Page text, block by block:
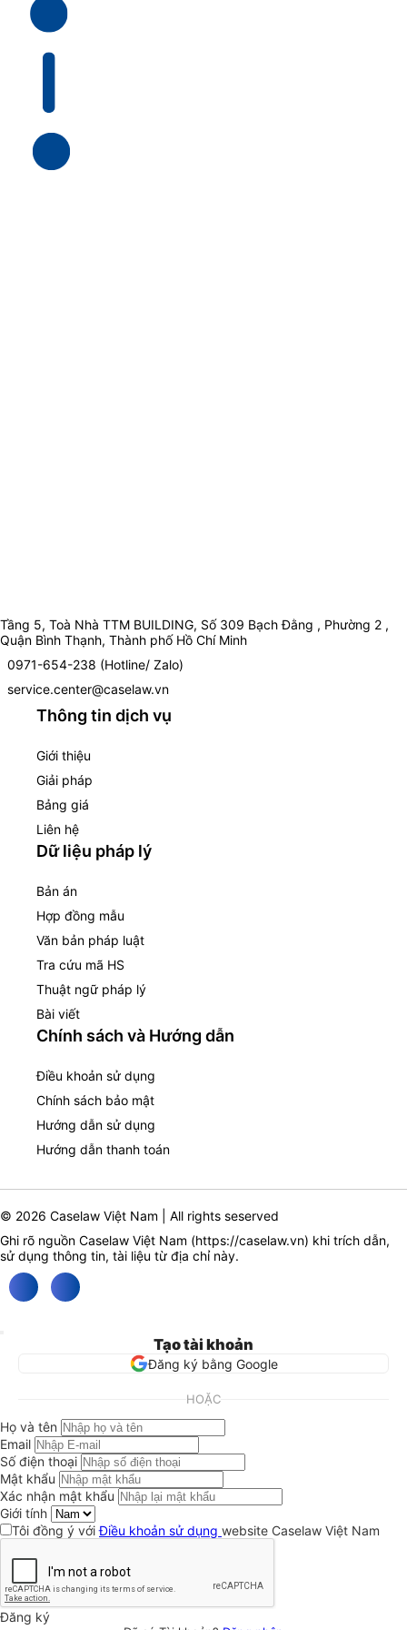
Tầng 5, Toà Nhà TTM BUILDING, Số 309 Bạch Đằng , Phường 2 ,
Quận Bình Thạnh, Thành phố Hồ Chí Minh
0971-654-238 (Hotline/ Zalo)
service.center@caselaw.vn
Thông tin dịch vụ
Giới thiệu
Giải pháp
Bảng giá
Liên hệ
Dữ liệu pháp lý
Bản án
Hợp đồng mẫu
Văn bản pháp luật
Tra cứu mã HS
Thuật ngữ pháp lý
Bài viết
Chính sách và Hướng dẫn
Điều khoản sử dụng
Chính sách bảo mật
Hướng dẫn sử dụng
Hướng dẫn thanh toán
© 2026 Caselaw Việt Nam | All rights seserved
Ghi rõ nguồn Caselaw Việt Nam (https://caselaw.vn) khi trích dẫn,
sử dụng thông tin, tài liệu từ địa chỉ này.
Tạo tài khoản
Đăng ký bằng Google
HOẶC
Họ và tên
Email
Số điện thoại
Mật khẩu
Xác nhận mật khẩu
Giới tính
Tôi đồng ý vớiĐiều khoản sử dụng website Caselaw Việt Nam
Đăng ký